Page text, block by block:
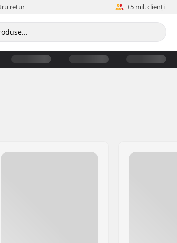
retur +5 mil. clienți